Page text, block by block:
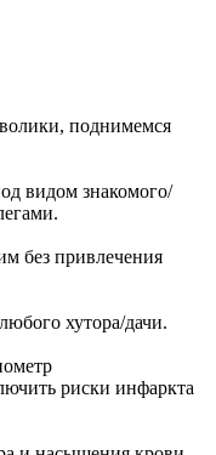
поднимемся
видом знакомого/
без привлечения
хутора/дачи.
риски инфаркта